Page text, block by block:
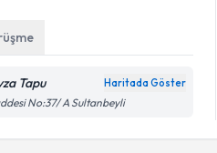
Tapu Haritada Göster
No:37/ A Sultanbeyli